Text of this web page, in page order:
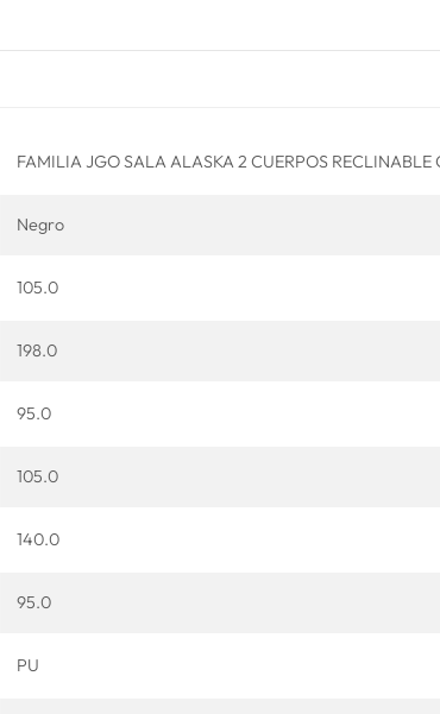
FAMILIA JGO SALA ALASKA 2 CUERPOS RECLINABLE
Negro
105.0
198.0
95.0
105.0
140.0
95.0
PU